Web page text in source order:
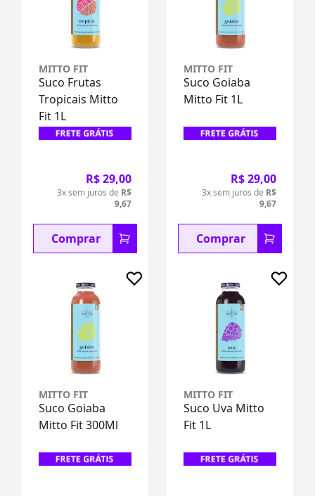
MITTO FIT
Suco Frutas
Tropicais Mitto
Fit 1L
R$ 29,00
3x sem juros de R$
9,67
Comprar
MITTO FIT
Suco Goiaba
Mitto Fit 1L
R$ 29,00
3x sem juros de R$
9,67
Comprar
MITTO FIT
Suco Goiaba
Mitto Fit 300Ml
MITTO FIT
Suco Uva Mitto
Fit 1L